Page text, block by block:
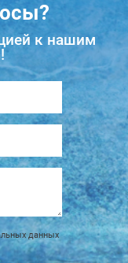
к нашим
данных